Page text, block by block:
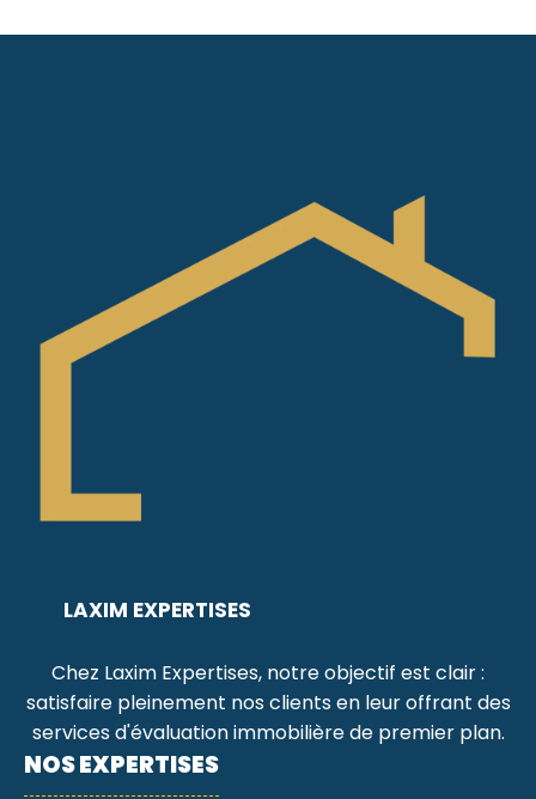
LAXIM EXPERTISES
Chez Laxim Expertises, notre objectif est clair :
satisfaire pleinement nos clients en leur offrant des
services d'évaluation immobilière de premier plan.
NOS EXPERTISES